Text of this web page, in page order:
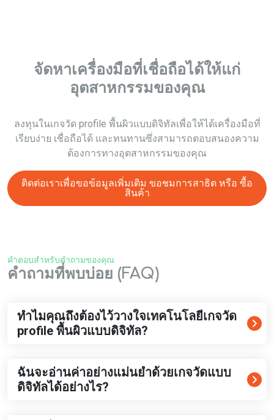
จัดหาเครื่องมือที่เชื่อถือได้ให้แก่
อุตสาหกรรมของคุณ
ลงทุนในเกจวัด profile พื้นผิวแบบดิจิทัลเพื่อให้ได้เครื่องมือที่
เรียบง่าย เชื่อถือได้ และทนทานซึ่งสามารถตอบสนองความ
ต้องการทางอุตสาหกรรมของคุณ
ติดต่อเราเพื่อขอข้อมูลเพิ่มเติม ขอชมการสาธิต หรือ ซื้อ
สินค้า
คำถามที่พบบ่อย (FAQ)
คำตอบสำหรับคำถามของคุณ
ทำไมคุณถึงต้องไว้วางใจเทคโนโลยีเกจวัด
profile พื้นผิวแบบดิจิทัล?
ฉันจะอ่านค่าอย่างแม่นยำด้วยเกจวัดแบบ
ดิจิทัลได้อย่างไร?